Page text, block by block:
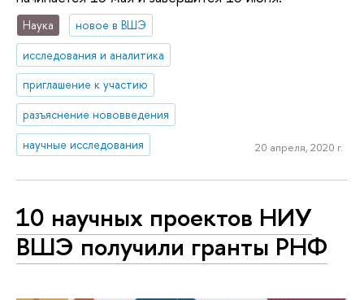
Наука
новое в ВШЭ
исследования и аналитика
приглашение к участию
разъяснение нововведения
научные исследования
20 апреля, 2020 г.
10 научных проектов НИУ
ВШЭ получили гранты РНФ